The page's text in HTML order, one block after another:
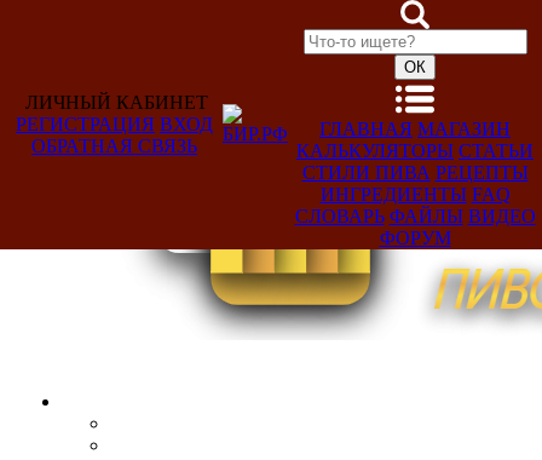
Добро
ЛИЧНЫЙ КАБИНЕТ
РЕГИСТРАЦИЯ ВХОД
ОБРАТНАЯ СВЯЗЬ
ГЛАВНАЯ МАГАЗИН
КАЛЬКУЛЯТОРЫ СТАТЬИ
СТИЛИ ПИВА РЕЦЕПТЫ
ИНГРЕДИЕНТЫ FAQ
СЛОВАРЬ ФАЙЛЫ ВИДЕО
ФОРУМ